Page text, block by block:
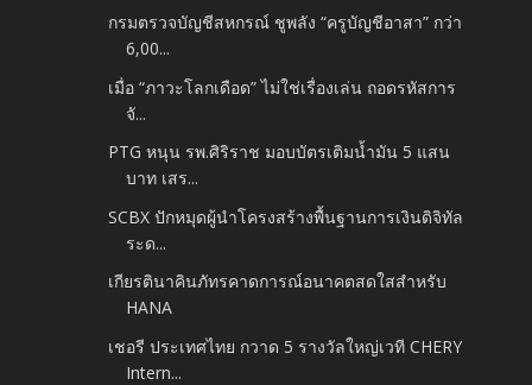
กรมตรวจบัญชีสหกรณ์ ชูพลัง “ครูบัญชีอาสา” กว่า
6,00...
เมื่อ “ภาวะโลกเดือด” ไม่ใช่เรื่องเล่น ถอดรหัสการ
จั...
PTG หนุน รพ.ศิริราช มอบบัตรเติมน้ำมัน 5 แสน
บาท เสร...
SCBX ปักหมุดผู้นำโครงสร้างพื้นฐานการเงินดิจิทัล
ระด...
เกียรตินาคินภัทรคาดการณ์อนาคตสดใสสำหรับ
HANA
เชอรี ประเทศไทย กวาด 5 รางวัลใหญ่เวที CHERY
Intern...